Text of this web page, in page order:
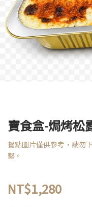
寶食盒-焗烤松
餐點圖片僅供參考，請勿
繫。
NT$1,280